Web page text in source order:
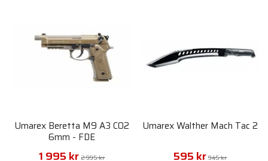
Umarex Beretta M9 A3 CO2
6mm - FDE
1 995 kr 2 995 kr
Umarex Walther Mach Tac 2
595 kr 945 kr